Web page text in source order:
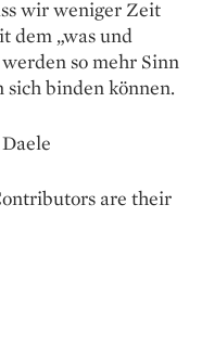
wir weniger Zeit
dem „was und
so mehr Sinn
binden können.
are their